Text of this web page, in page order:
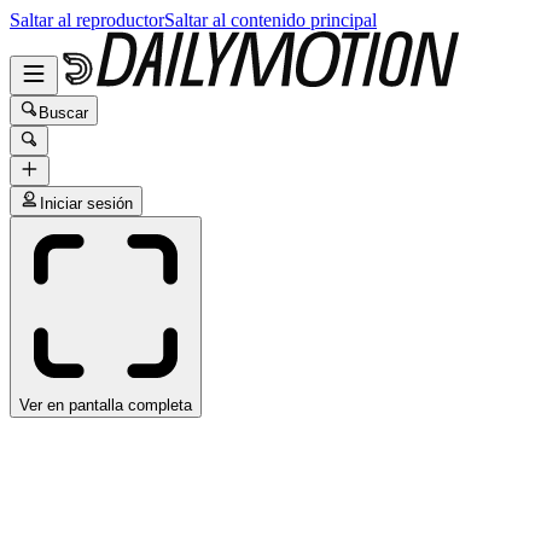
Saltar al reproductorSaltar al contenido principal
Buscar
Iniciar sesión
Ver en pantalla completa